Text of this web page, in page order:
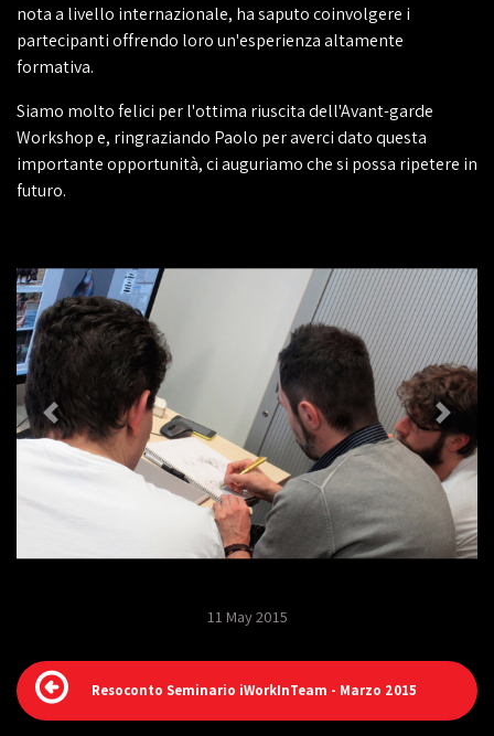
nota a livello internazionale, ha saputo coinvolgere i
partecipanti offrendo loro un'esperienza altamente
formativa.
Siamo molto felici per l'ottima riuscita dell'Avant-garde
Workshop e, ringraziando Paolo per averci dato questa
importante opportunità, ci auguriamo che si possa ripetere in
futuro.
11 May 2015
Resoconto Seminario iWorkInTeam - Marzo 2015